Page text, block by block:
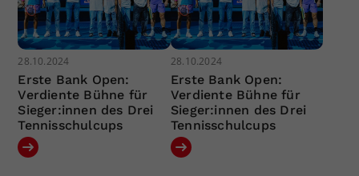
28.10.2024
Erste Bank Open:
Verdiente Bühne für
Sieger:innen des Drei
Tennisschulcups
28.10.2024
Erste Bank Open:
Verdiente Bühne für
Sieger:innen des Drei
Tennisschulcups